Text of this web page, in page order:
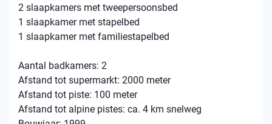
2 slaapkamers met tweepersoonsbed
1 slaapkamer met stapelbed
1 slaapkamer met familiestapelbed
Aantal badkamers: 2
Afstand tot supermarkt: 2000 meter
Afstand tot piste: 100 meter
Afstand tot alpine pistes: ca. 4 km snelweg